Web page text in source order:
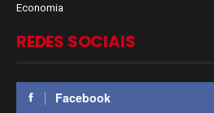
Economia
REDES SOCIAIS
Facebook